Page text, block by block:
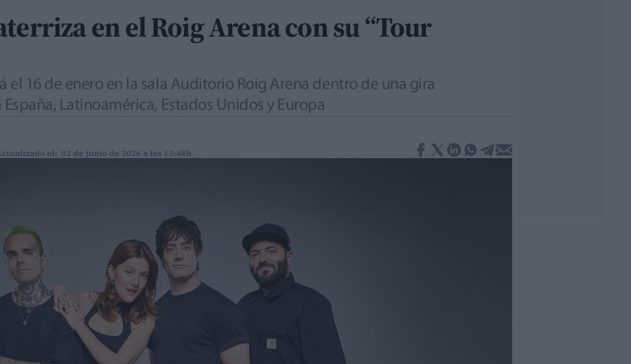
en el Roig Arena con su “Tour
el 16 de enero en la sala Auditorio Roig Arena dentro de una gira
Latinoamérica, Estados Unidos y Europa
el: 02 de junio de 2026 a las 13:48h